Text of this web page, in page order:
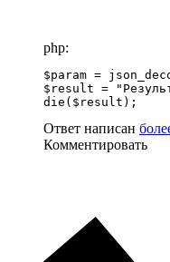
php:
$param =
$result =
die($result);
Ответ написан
Комментировать